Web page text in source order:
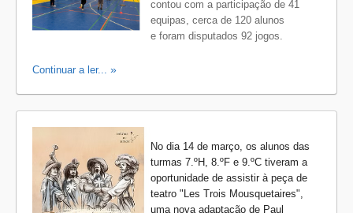
contou com a participação de 41
equipas, cerca de 120 alunos
e foram disputados 92 jogos.
Continuar a ler...
No dia 14 de março, os alunos das
turmas 7.ºH, 8.ºF e 9.ºC tiveram a
oportunidade de assistir à peça de
teatro "Les Trois Mousquetaires",
uma nova adaptação de Paul